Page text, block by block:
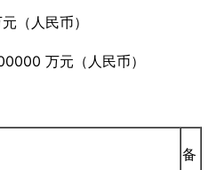
（人民币）
万元（人民币）
备